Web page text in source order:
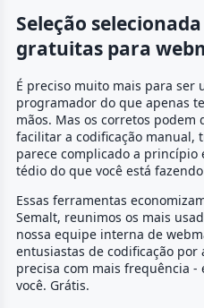
Seleção
gratuitas para
É preciso muito mais para ser
programador do que apenas
mãos. Mas os corretos
facilitar a codificação manual,
parece complicado a princípio
tédio do que você está
Essas ferramentas
Semalt, reunimos os mais
nossa equipe interna de
entusiastas de codificação por
precisa com mais frequência
você. Grátis.